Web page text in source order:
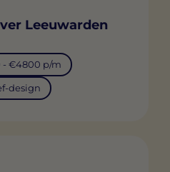
Leeuwarden
- €4800 p/m
design